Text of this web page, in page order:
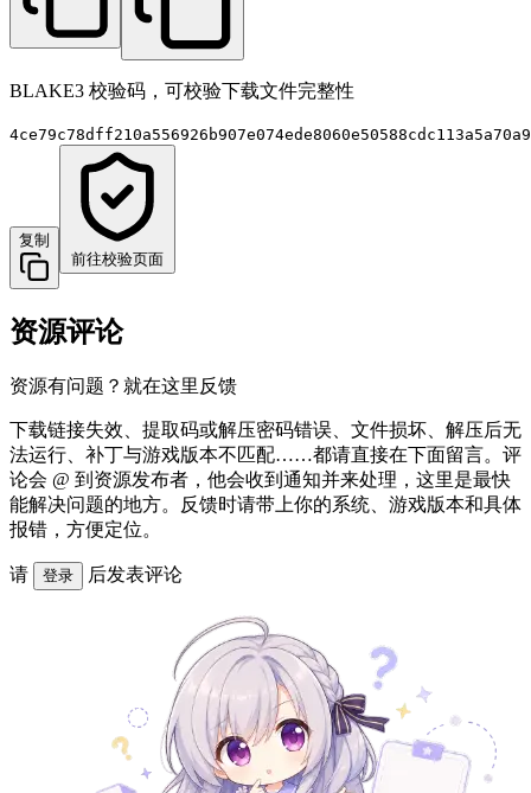
BLAKE3 校验码，可校验下载文件完整性
复制
前往校验页面
资源评论
资源有问题？就在这里反馈
下载链接失效、提取码或解压密码错误、文件损坏、解压后无
法运行、补丁与游戏版本不匹配……都请直接在下面留言。评
论会 @ 到资源发布者，他会收到通知并来处理，这里是最快
能解决问题的地方。反馈时请带上你的系统、游戏版本和具体
报错，方便定位。
请 登录 后发表评论